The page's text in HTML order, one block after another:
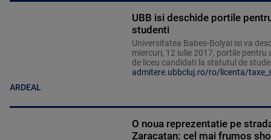
ARDEAL
UBB isi deschide portile
studenti
Universitatea Babes-Bolyai isi va
miercuri, 12 iulie 2017, portile pentru
de liceu candidati la statutul de
admitere.ubbcluj.ro/ro/licenta/
O noua reprezentatie pe
Zaracatan: cel mai frumos